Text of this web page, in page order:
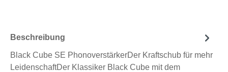
Beschreibung
Black Cube SE PhonoverstärkerDer Kraftschub für mehr
LeidenschaftDer Klassiker Black Cube mit dem